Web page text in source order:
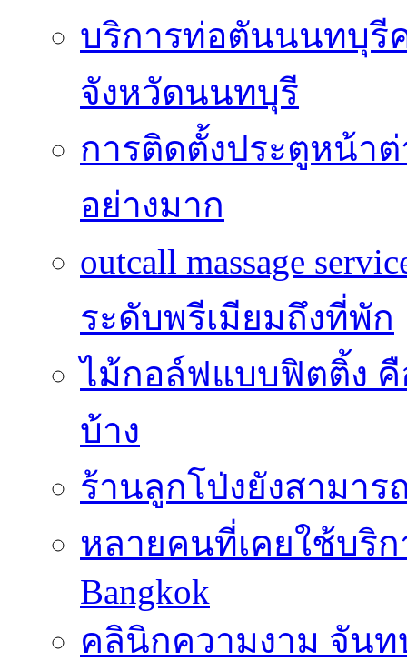
บริการท่อตันนนทบุรี
จังหวัดนนทบุรี
การติดตั้งประตูหน้า
อย่างมาก
outcall massage
ระดับพรีเมียมถึงที่พัก
ไม้กอล์ฟแบบฟิตติ้ง คื
บ้าง
ร้านลูกโป่งยังสามา
หลายคนที่เคยใช้บริกา
Bangkok
คลินิกความงาม จันท